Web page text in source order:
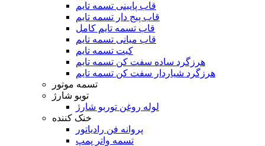
قاب پایینی تسمه تایم
قاب پیج دار تسمه تایم
قاب تسمه تایم کامل
قاب میانی تسمه تایم
کیت تسمه تایم
هرزگرد ساده سفت کن تسمه تایم
هرزگرد شیاردار سفت کن تسمه تایم
تسمه موتور
توبو شارژ
لوله روغن توربو شارژ
خنک کننده
پروانه فن رادیاتور
تسمه واتر پمپ